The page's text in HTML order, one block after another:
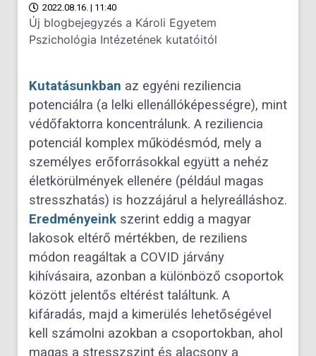
2022.08.16. | 11:40
Új blogbejegyzés a Károli Egyetem
Pszichológia Intézetének kutatóitól
Kutatásunkban az egyéni reziliencia
potenciálra (a lelki ellenállóképességre), mint
védőfaktorra koncentrálunk. A reziliencia
potenciál komplex működésmód, mely a
személyes erőforrásokkal együtt a nehéz
életkörülmények ellenére (például magas
stresszhatás) is hozzájárul a helyreálláshoz.
Eredményeink szerint eddig a magyar
lakosok eltérő mértékben, de reziliens
módon reagáltak a COVID járvány
kihívásaira, azonban a különböző csoportok
között jelentős eltérést találtunk. A
kifáradás, majd a kimerülés lehetőségével
kell számolni azokban a csoportokban, ahol
magas a stresszszint és alacsony a